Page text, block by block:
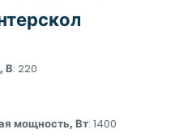
В: 220
мощность, Вт: 1400